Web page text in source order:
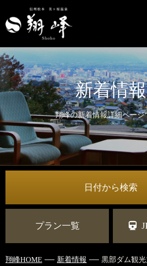
新着情報
翔峰の新着情報詳細ページ
日付から検索
プラン一覧
翔峰HOME 新着情報 黒部ダム観